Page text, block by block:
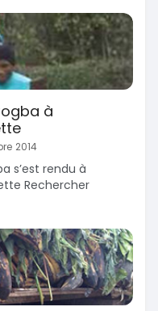
à
2014
s’est rendu à
Rechercher